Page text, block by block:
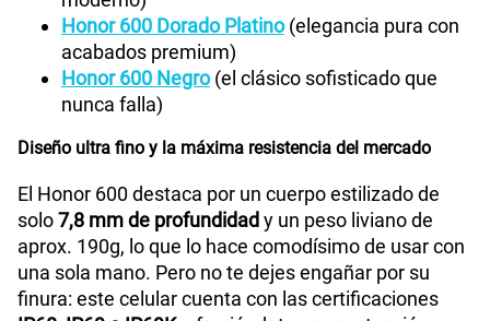
Honor 600 Dorado Platino(elegancia pura con
acabados premium)
Honor 600 Negro(el clásico sofisticado que
nunca falla)
Diseño ultra fino y la máxima resistencia del mercado
El Honor 600 destaca por un cuerpo estilizado de
solo7,8 mm de profundidad y un peso liviano de
aprox. 190g, lo que lo hace comodísimo de usar con
una sola mano. Pero no te dejes engañar por su
finura: este celular cuenta con las certificaciones